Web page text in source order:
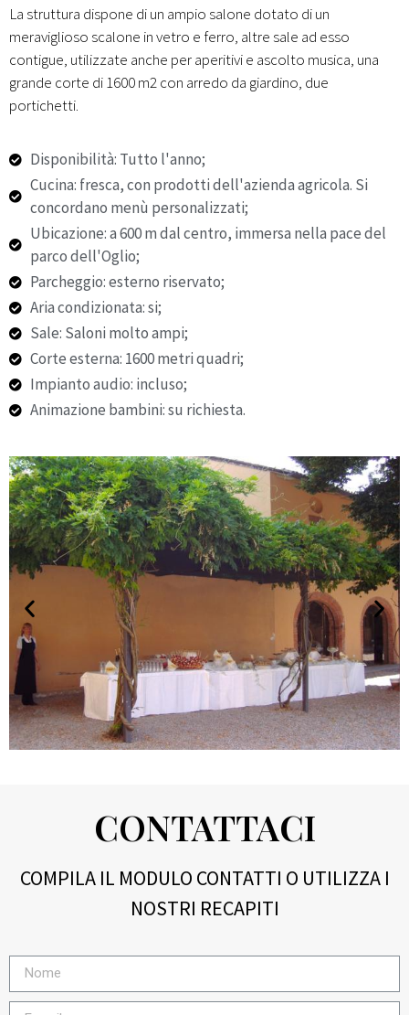
La struttura dispone di un ampio salone dotato di un
meraviglioso scalone in vetro e ferro, altre sale ad esso
contigue, utilizzate anche per aperitivi e ascolto musica, una
grande corte di 1600 m2 con arredo da giardino, due
portichetti.
Disponibilità: Tutto l'anno;
Cucina: fresca, con prodotti dell'azienda agricola. Si
concordano menù personalizzati;
Ubicazione: a 600 m dal centro, immersa nella pace del
parco dell'Oglio;
Parcheggio: esterno riservato;
Aria condizionata: si;
Sale: Saloni molto ampi;
Corte esterna: 1600 metri quadri;
Impianto audio: incluso;
Animazione bambini: su richiesta.
CONTATTACI
COMPILA IL MODULO CONTATTI O UTILIZZA I
NOSTRI RECAPITI